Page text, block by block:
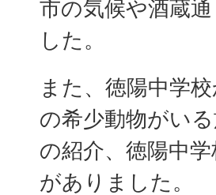
市の気候や酒蔵
した。
また、徳陽中学
の希少動物がい
の紹介、徳陽中
がありました。